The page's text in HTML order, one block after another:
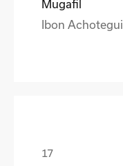
Mugafil
Ibon Achotegui